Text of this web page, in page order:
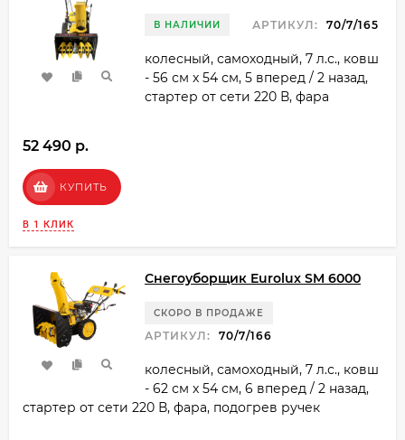
В НАЛИЧИИ АРТИКУЛ: 70/7/165
колесный, самоходный, 7 л.с., ковш
- 56 см x 54 см, 5 вперед / 2 назад,
стартер от сети 220 В, фара
52 490 p.
КУПИТЬ
В 1 КЛИК
Снегоуборщик Eurolux SM 6000
СКОРО В ПРОДАЖЕ
АРТИКУЛ: 70/7/166
колесный, самоходный, 7 л.с., ковш
- 62 см x 54 см, 6 вперед / 2 назад,
стартер от сети 220 В, фара, подогрев ручек